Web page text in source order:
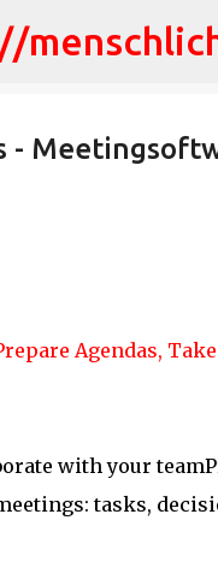
Agendas,
with your
tasks,